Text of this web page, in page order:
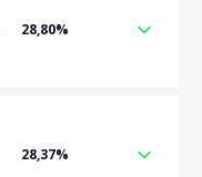
28,80%
28,37%